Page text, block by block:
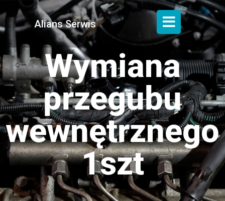
Alians Serwis
Wymiana
przegubu
wewnętrznego
1szt